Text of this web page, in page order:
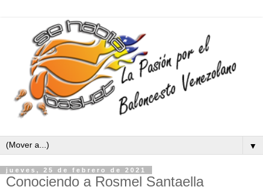
▼
jueves, 25 de febrero de 2021
Conociendo a Rosmel Santaella